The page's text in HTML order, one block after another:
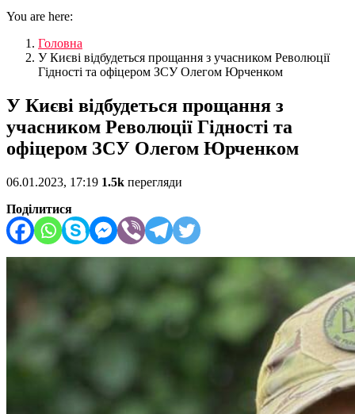
You are here:
Головна
У Києві відбудеться прощання з учасником Революції
Гідності та офіцером ЗСУ Олегом Юрченком
У Києві відбудеться прощання з
учасником Революції Гідності та
офіцером ЗСУ Олегом Юрченком
06.01.2023, 17:19 1.5k перегляди
Поділитися